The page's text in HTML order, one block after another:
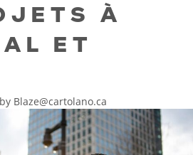
À
ET
by Blaze@cartolano.ca